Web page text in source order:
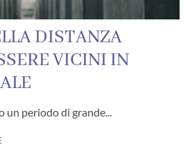
DISTANZA
VICINI IN
un periodo di grande...